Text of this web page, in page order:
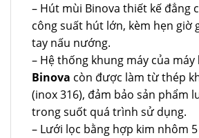
– Hút mùi Binova thiết kế đẳng
công suất hút lớn, kèm hẹn giờ
tay nấu nướng.
– Hệ thống khung máy của máy
Binova còn được làm từ thép
(inox 316), đảm bảo sản phẩm
trong suốt quá trình sử dụng.
– Lưới lọc bằng hợp kim nhôm